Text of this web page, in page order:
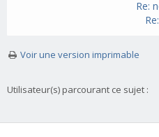
Re:
Voir une version imprimable
Utilisateur(s) parcourant ce sujet :